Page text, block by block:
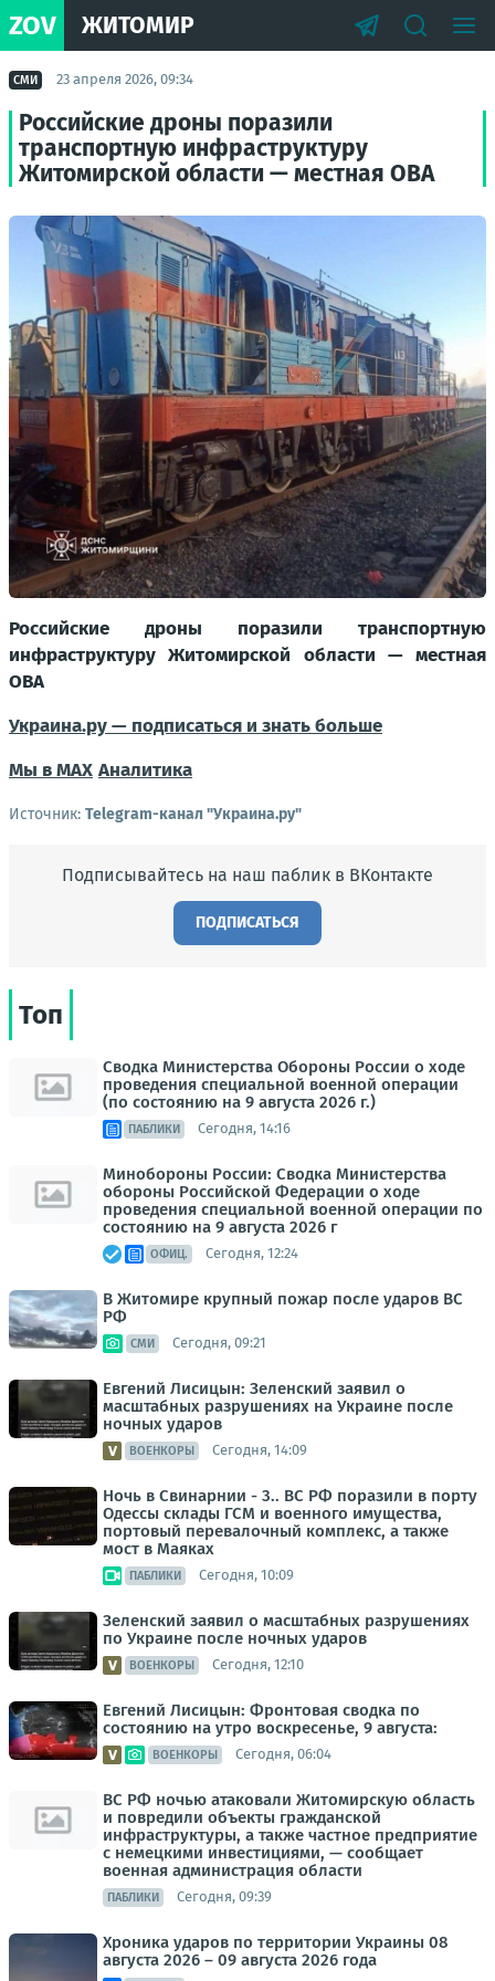
ZOV ЖИТОМИР
СМИ 23 апреля 2026, 09:34
Российские дроны поразили
транспортную инфраструктуру
Житомирской области — местная ОВА
Российские дроны поразили транспортную
инфраструктуру Житомирской области — местная
ОВА
Украина.ру — подписаться и знать больше
Мы в MAX Аналитика
Источник: Telegram-канал "Украина.ру"
Подписывайтесь на наш паблик в ВКонтакте
ПОДПИСАТЬСЯ
Топ
Сводка Министерства Обороны России о ходе
проведения специальной военной операции
(по состоянию на 9 августа 2026 г.)
ПАБЛИКИ Сегодня, 14:16
Минобороны России: Сводка Министерства
обороны Российской Федерации о ходе
проведения специальной военной операции по
состоянию на 9 августа 2026 г
ОФИЦ. Сегодня, 12:24
В Житомире крупный пожар после ударов ВС
РФ
СМИ Сегодня, 09:21
Евгений Лисицын: Зеленский заявил о
масштабных разрушениях на Украине после
ночных ударов
ВОЕНКОРЫ Сегодня, 14:09
Ночь в Свинарнии - 3.. ВС РФ поразили в порту
Одессы склады ГСМ и военного имущества,
портовый перевалочный комплекс, а также
мост в Маяках
ПАБЛИКИ Сегодня, 10:09
Зеленский заявил о масштабных разрушениях
по Украине после ночных ударов
ВОЕНКОРЫ Сегодня, 12:10
Евгений Лисицын: Фронтовая сводка по
состоянию на утро воскресенье, 9 августа:
ВОЕНКОРЫ Сегодня, 06:04
ВС РФ ночью атаковали Житомирскую область
и повредили объекты гражданской
инфраструктуры, а также частное предприятие
с немецкими инвестициями, — сообщает
военная администрация области
ПАБЛИКИ Сегодня, 09:39
Хроника ударов по территории Украины 08
августа 2026 – 09 августа 2026 года